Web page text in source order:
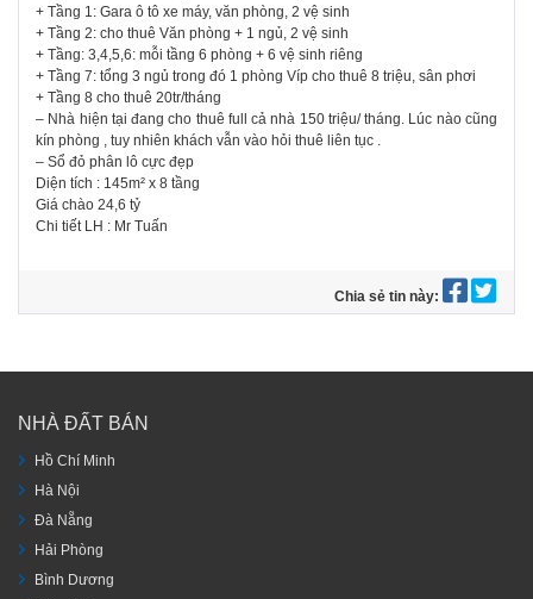
+ Tầng 1: Gara ô tô xe máy, văn phòng, 2 vệ sinh
+ Tầng 2: cho thuê Văn phòng + 1 ngủ, 2 vệ sinh
+ Tầng: 3,4,5,6: mỗi tầng 6 phòng + 6 vệ sinh riêng
+ Tầng 7: tổng 3 ngủ trong đó 1 phòng Víp cho thuê 8 triệu, sân phơi
+ Tầng 8 cho thuê 20tr/tháng
– Nhà hiện tại đang cho thuê full cả nhà 150 triệu/ tháng. Lúc nào cũng
kín phòng , tuy nhiên khách vẫn vào hỏi thuê liên tục .
– Sổ đỏ phân lô cực đẹp
Diện tích : 145m² x 8 tầng
Giá chào 24,6 tỷ
Chi tiết LH : Mr Tuấn
Chia sẻ tin này:
NHÀ ĐẤT BÁN
Hồ Chí Minh
Hà Nội
Đà Nẵng
Hải Phòng
Bình Dương